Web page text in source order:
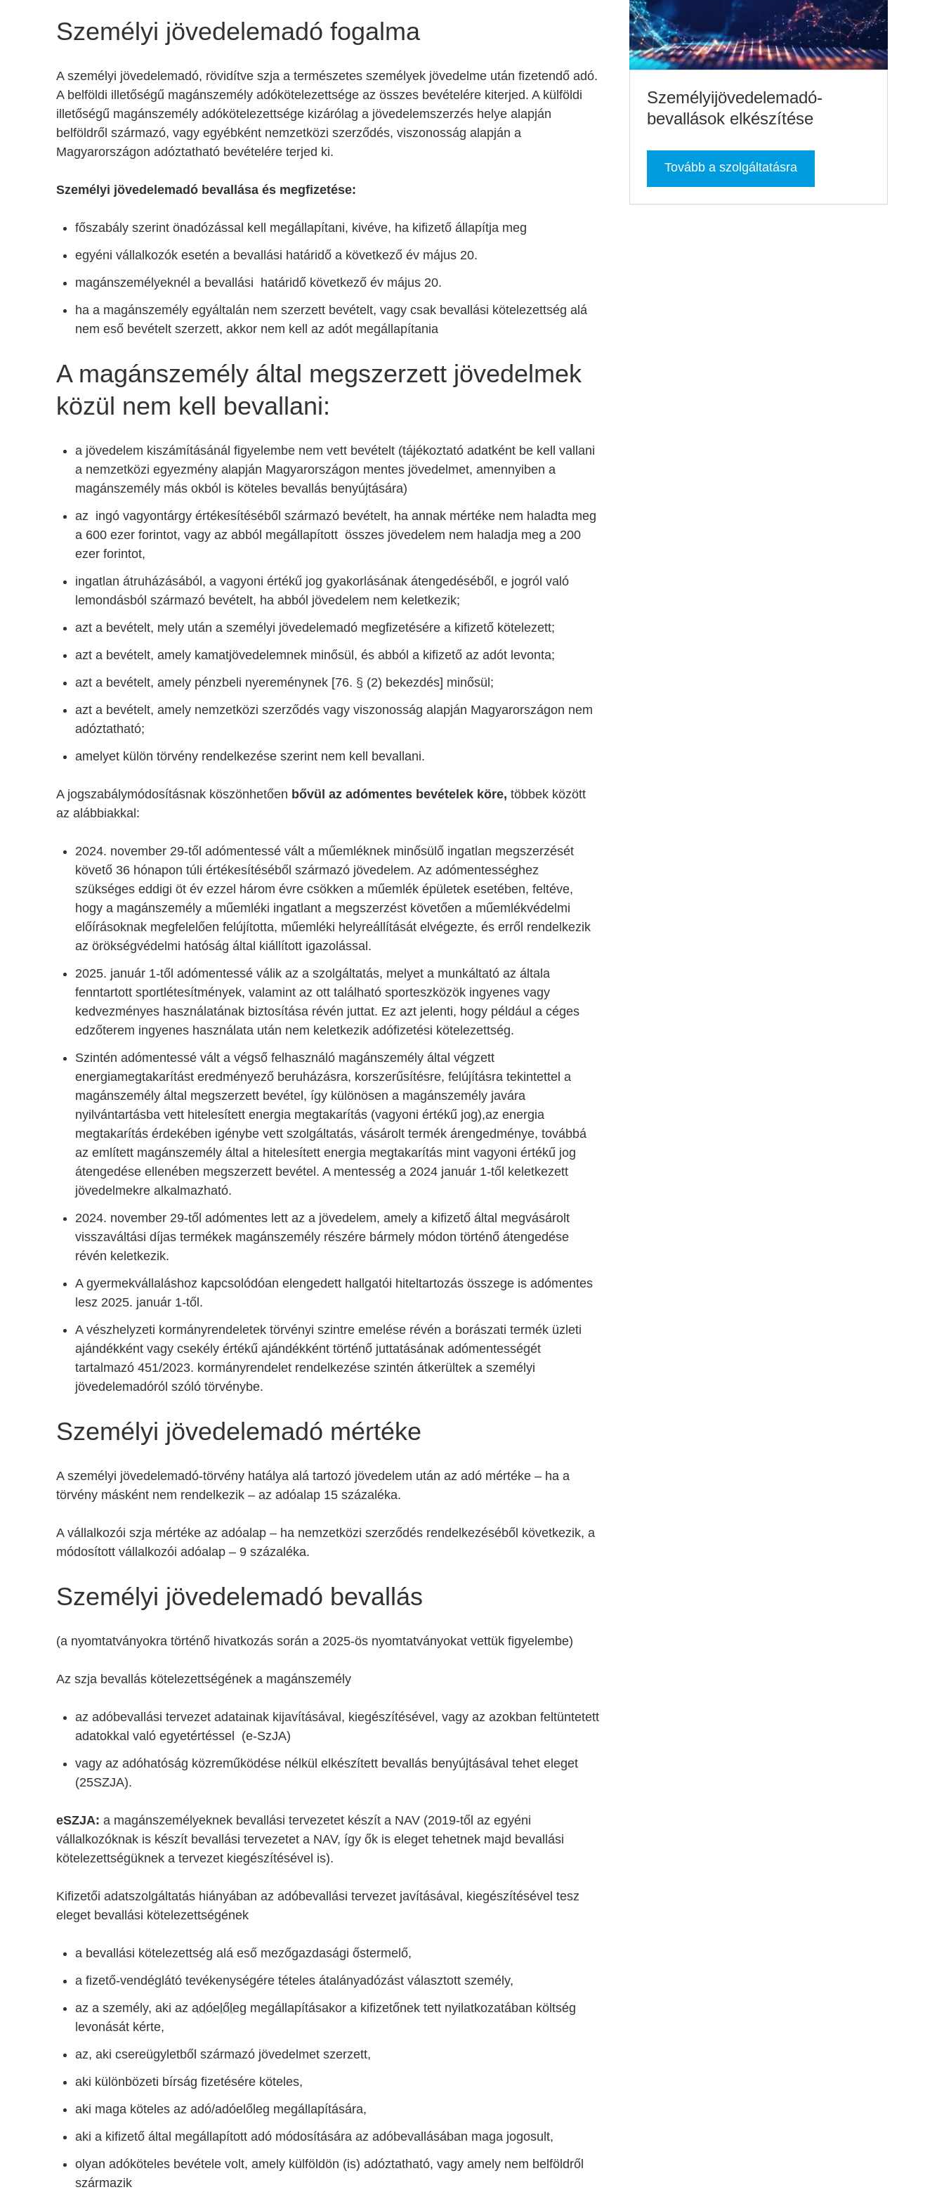
Személyi jövedelemadó fogalma
A személyi jövedelemadó, rövidítve szja a természetes személyek jövedelme után fizetendő adó.
A belföldi illetőségű magánszemély adókötelezettsége az összes bevételére kiterjed. A külföldi
illetőségű magánszemély adókötelezettsége kizárólag a jövedelemszerzés helye alapján
belföldről származó, vagy egyébként nemzetközi szerződés, viszonosság alapján a
Magyarországon adóztatható bevételére terjed ki.
Személyi jövedelemadó bevallása és megfizetése:
főszabály szerint önadózással kell megállapítani, kivéve, ha kifizető állapítja meg
egyéni vállalkozók esetén a bevallási határidő a következő év május 20.
magánszemélyeknél a bevallási határidő következő év május 20.
ha a magánszemély egyáltalán nem szerzett bevételt, vagy csak bevallási kötelezettség alá
nem eső bevételt szerzett, akkor nem kell az adót megállapítania
A magánszemély által megszerzett jövedelmek
közül nem kell bevallani:
a jövedelem kiszámításánál figyelembe nem vett bevételt (tájékoztató adatként be kell vallani
a nemzetközi egyezmény alapján Magyarországon mentes jövedelmet, amennyiben a
magánszemély más okból is köteles bevallás benyújtására)
az ingó vagyontárgy értékesítéséből származó bevételt, ha annak mértéke nem haladta meg
a 600 ezer forintot, vagy az abból megállapított összes jövedelem nem haladja meg a 200
ezer forintot,
ingatlan átruházásából, a vagyoni értékű jog gyakorlásának átengedéséből, e jogról való
lemondásból származó bevételt, ha abból jövedelem nem keletkezik;
azt a bevételt, mely után a személyi jövedelemadó megfizetésére a kifizető kötelezett;
azt a bevételt, amely kamatjövedelemnek minősül, és abból a kifizető az adót levonta;
azt a bevételt, amely pénzbeli nyereménynek [76. § (2) bekezdés] minősül;
azt a bevételt, amely nemzetközi szerződés vagy viszonosság alapján Magyarországon nem
adóztatható;
amelyet külön törvény rendelkezése szerint nem kell bevallani.
A jogszabálymódosításnak köszönhetően bővül az adómentes bevételek köre, többek között
az alábbiakkal:
2024. november 29-től adómentessé vált a műemléknek minősülő ingatlan megszerzését
követő 36 hónapon túli értékesítéséből származó jövedelem. Az adómentességhez
szükséges eddigi öt év ezzel három évre csökken a műemlék épületek esetében, feltéve,
hogy a magánszemély a műemléki ingatlant a megszerzést követően a műemlékvédelmi
előírásoknak megfelelően felújította, műemléki helyreállítását elvégezte, és erről rendelkezik
az örökségvédelmi hatóság által kiállított igazolással.
2025. január 1-től adómentessé válik az a szolgáltatás, melyet a munkáltató az általa
fenntartott sportlétesítmények, valamint az ott található sporteszközök ingyenes vagy
kedvezményes használatának biztosítása révén juttat. Ez azt jelenti, hogy például a céges
edzőterem ingyenes használata után nem keletkezik adófizetési kötelezettség.
Szintén adómentessé vált a végső felhasználó magánszemély által végzett
energiamegtakarítást eredményező beruházásra, korszerűsítésre, felújításra tekintettel a
magánszemély által megszerzett bevétel, így különösen a magánszemély javára
nyilvántartásba vett hitelesített energia megtakarítás (vagyoni értékű jog),az energia
megtakarítás érdekében igénybe vett szolgáltatás, vásárolt termék árengedménye, továbbá
az említett magánszemély által a hitelesített energia megtakarítás mint vagyoni értékű jog
átengedése ellenében megszerzett bevétel. A mentesség a 2024 január 1-től keletkezett
jövedelmekre alkalmazható.
2024. november 29-től adómentes lett az a jövedelem, amely a kifizető által megvásárolt
visszaváltási díjas termékek magánszemély részére bármely módon történő átengedése
révén keletkezik.
A gyermekvállaláshoz kapcsolódóan elengedett hallgatói hiteltartozás összege is adómentes
lesz 2025. január 1-től.
A vészhelyzeti kormányrendeletek törvényi szintre emelése révén a borászati termék üzleti
ajándékként vagy csekély értékű ajándékként történő juttatásának adómentességét
tartalmazó 451/2023. kormányrendelet rendelkezése szintén átkerültek a személyi
jövedelemadóról szóló törvénybe.
Személyi jövedelemadó mértéke
A személyi jövedelemadó-törvény hatálya alá tartozó jövedelem után az adó mértéke – ha a
törvény másként nem rendelkezik – az adóalap 15 százaléka.
A vállalkozói szja mértéke az adóalap – ha nemzetközi szerződés rendelkezéséből következik, a
módosított vállalkozói adóalap – 9 százaléka.
Személyi jövedelemadó bevallás
(a nyomtatványokra történő hivatkozás során a 2025-ös nyomtatványokat vettük figyelembe)
Az szja bevallás kötelezettségének a magánszemély
az adóbevallási tervezet adatainak kijavításával, kiegészítésével, vagy az azokban feltüntetett
adatokkal való egyetértéssel (e-SzJA)
vagy az adóhatóság közreműködése nélkül elkészített bevallás benyújtásával tehet eleget
(25SZJA).
eSZJA: a magánszemélyeknek bevallási tervezetet készít a NAV (2019-től az egyéni
vállalkozóknak is készít bevallási tervezetet a NAV, így ők is eleget tehetnek majd bevallási
kötelezettségüknek a tervezet kiegészítésével is).
Kifizetői adatszolgáltatás hiányában az adóbevallási tervezet javításával, kiegészítésével tesz
eleget bevallási kötelezettségének
a bevallási kötelezettség alá eső mezőgazdasági őstermelő,
a fizető-vendéglátó tevékenységére tételes átalányadózást választott személy,
az a személy, aki az adóelőleg megállapításakor a kifizetőnek tett nyilatkozatában költség
levonását kérte,
az, aki csereügyletből származó jövedelmet szerzett,
aki különbözeti bírság fizetésére köteles,
aki maga köteles az adó/adóelőleg megállapítására,
aki a kifizető által megállapított adó módosítására az adóbevallásában maga jogosult,
olyan adóköteles bevétele volt, amely külföldön (is) adóztatható, vagy amely nem belföldről
származik
Személyijövedelemadó-
bevallások elkészítése
Tovább a szolgáltatásra